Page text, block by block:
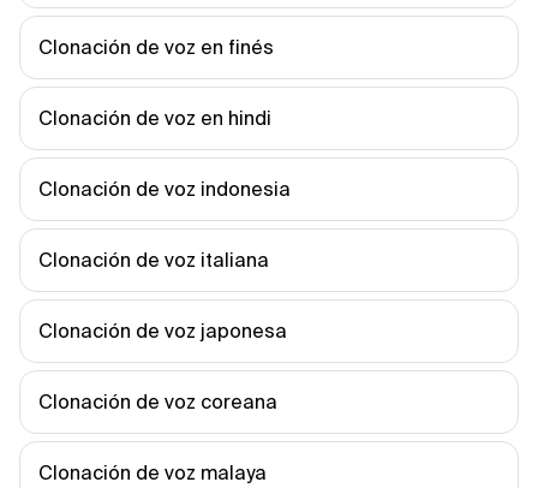
Clonación de voz en finés
Clonación de voz en hindi
Clonación de voz indonesia
Clonación de voz italiana
Clonación de voz japonesa
Clonación de voz coreana
Clonación de voz malaya